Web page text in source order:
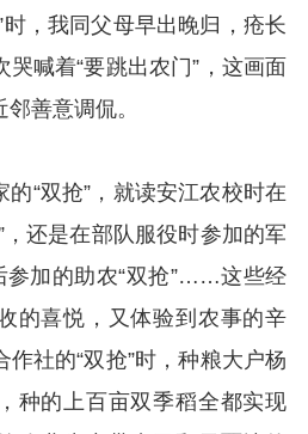
时，我同父母早出晚归，疮长
喊着“要跳出农门”，这画面
善意调侃。
的“双抢”，就读安江农校时在
，还是在部队服役时参加的军
参加的助农“双抢”……这些经
的喜悦，又体验到农事的辛
社的“双抢”时，种粮大户杨
种的上百亩双季稻全都实现